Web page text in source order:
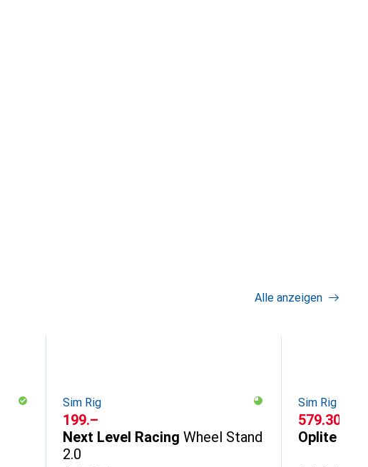
Alle anzeigen
Sim Rig
CHF
199.–
Next Level Racing Wheel Stand
2.0
Sim Rig
CHF
579.30
Oplite